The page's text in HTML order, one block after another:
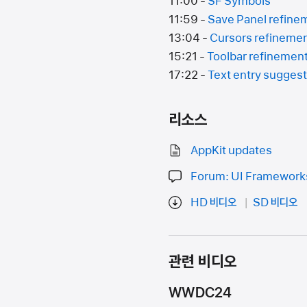
11:59 - Save Panel
13:04 - Cursors
15:21 -Toolbar
17:22 -Text entry
리소스
AppKit updates
Forum: UI
HD 비디오
SD 비디오
관련 비디오
WWDC24